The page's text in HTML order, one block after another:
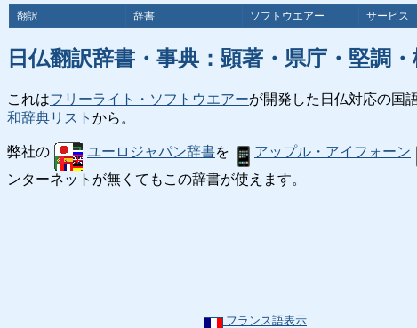
翻訳 辞書 ソフトウエアー サービス
日仏翻訳辞書・事典：顕著・県庁・堅調
これはフリーライト・ソフトウエアーが開発した日仏対応の国
和辞典リスト から。
弊社の ユーロジャパン辞書を アップル・アイフォーン
ンターネットが無くてもこの辞書が使えます。
フランス語表示